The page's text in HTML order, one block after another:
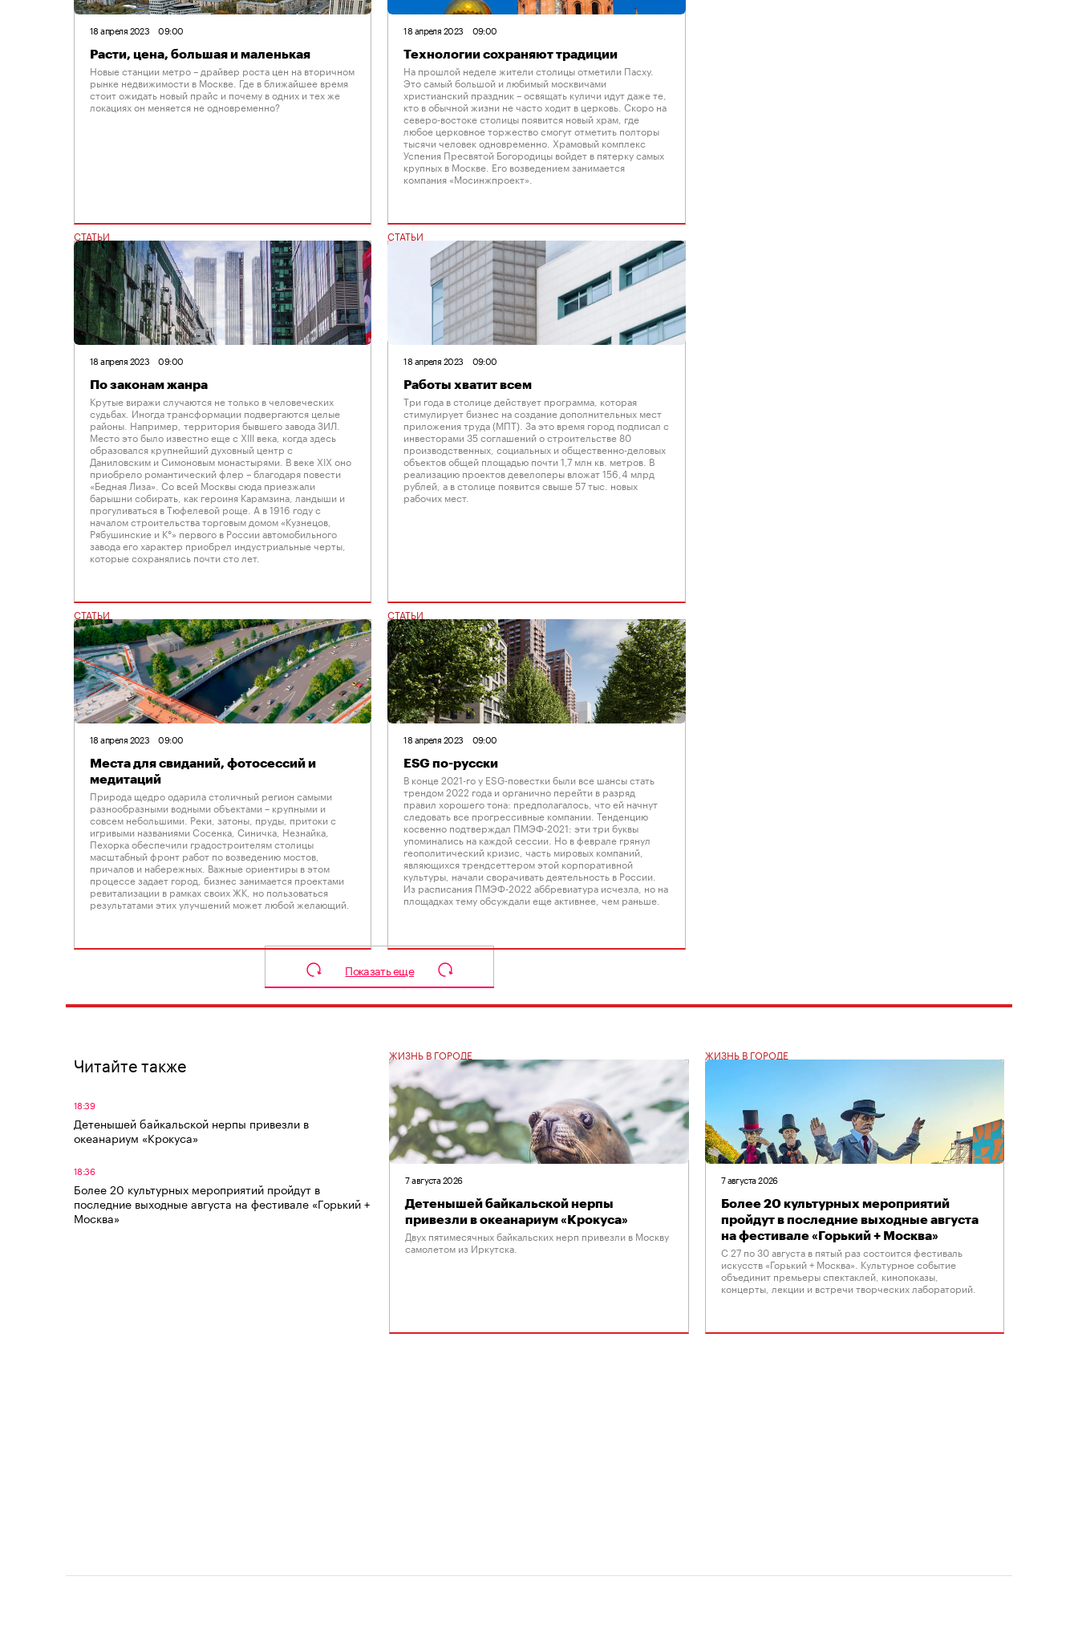
18 апреля 2023 09:00
Расти, цена, большая и маленькая
Новые станции метро – драйвер роста цен на вторичном
рынке недвижимости в Москве. Где в ближайшее время
стоит ожидать новый прайс и почему в одних и тех же
локациях он меняется не одновременно?
18 апреля 2023 09:00
Технологии сохраняют традиции
На прошлой неделе жители столицы отметили Пасху.
Это самый большой и любимый москвичами
христианский праздник – освящать куличи идут даже те,
кто в обычной жизни не часто ходит в церковь. Скоро на
северо-востоке столицы появится новый храм, где
любое церковное торжество смогут отметить полторы
тысячи человек одновременно. Храмовый комплекс
Успения Пресвятой Богородицы войдет в пятерку самых
крупных в Москве. Его возведением занимается
компания «Мосинжпроект».
СТАТЬИ
18 апреля 2023 09:00
По законам жанра
Крутые виражи случаются не только в человеческих
судьбах. Иногда трансформации подвергаются целые
районы. Например, территория бывшего завода ЗИЛ.
Место это было известно еще с XIII века, когда здесь
образовался крупнейший духовный центр с
Даниловским и Симоновым монастырями. В веке XIX оно
приобрело романтический флер – благодаря повести
«Бедная Лиза». Со всей Москвы сюда приезжали
барышни собирать, как героиня Карамзина, ландыши и
прогуливаться в Тюфелевой роще. А в 1916 году с
началом строительства торговым домом «Кузнецов,
Рябушинские и К°» первого в России автомобильного
завода его характер приобрел индустриальные черты,
которые сохранялись почти сто лет.
СТАТЬИ
18 апреля 2023 09:00
Работы хватит всем
Три года в столице действует программа, которая
стимулирует бизнес на создание дополнительных мест
приложения труда (МПТ). За это время город подписал с
инвесторами 35 соглашений о строительстве 80
производственных, социальных и общественно-деловых
объектов общей площадью почти 1,7 млн кв. метров. В
реализацию проектов девелоперы вложат 156,4 млрд
рублей, а в столице появится свыше 57 тыс. новых
рабочих мест.
СТАТЬИ
18 апреля 2023 09:00
Места для свиданий, фотосессий и
медитаций
Природа щедро одарила столичный регион самыми
разнообразными водными объектами – крупными и
совсем небольшими. Реки, затоны, пруды, притоки с
игривыми названиями Сосенка, Синичка, Незнайка,
Пехорка обеспечили градостроителям столицы
масштабный фронт работ по возведению мостов,
причалов и набережных. Важные ориентиры в этом
процессе задает город, бизнес занимается проектами
ревитализации в рамках своих ЖК, но пользоваться
результатами этих улучшений может любой желающий.
СТАТЬИ
18 апреля 2023 09:00
ESG по-русски
В конце 2021-го у ESG-повестки были все шансы стать
трендом 2022 года и органично перейти в разряд
правил хорошего тона: предполагалось, что ей начнут
следовать все прогрессивные компании. Тенденцию
косвенно подтверждал ПМЭФ-2021: эти три буквы
упоминались на каждой сессии. Но в феврале грянул
геополитический кризис, часть мировых компаний,
являющихся трендсеттером этой корпоративной
культуры, начали сворачивать деятельность в России.
Из расписания ПМЭФ-2022 аббревиатура исчезла, но на
площадках тему обсуждали еще активнее, чем раньше.
Показать еще
Читайте также
18:39
Детенышей байкальской нерпы привезли в
океанариум «Крокуса»
18:36
Более 20 культурных мероприятий пройдут в
последние выходные августа на фестивале «Горький +
Москва»
ЖИЗНЬ В ГОРОДЕ
7 августа 2026
Детенышей байкальской нерпы
привезли в океанариум «Крокуса»
Двух пятимесячных байкальских нерп привезли в Москву
самолетом из Иркутска.
ЖИЗНЬ В ГОРОДЕ
7 августа 2026
Более 20 культурных мероприятий
пройдут в последние выходные августа
на фестивале «Горький + Москва»
С 27 по 30 августа в пятый раз состоится фестиваль
искусств «Горький + Москва». Культурное событие
объединит премьеры спектаклей, кинопоказы,
концерты, лекции и встречи творческих лабораторий.